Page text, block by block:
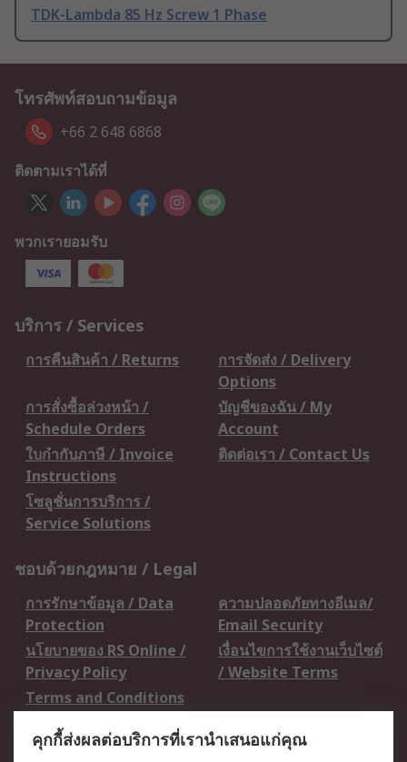
TDK-Lambda 85 Hz Screw 1 Phase
โทรศัพท์สอบถามข้อมูล
+66 2 648 6868
ติดตามเราได้ที่
พวกเรายอมรับ
บริการ / Services
การคืนสินค้า / Returns
การจัดส่ง / Delivery
Options
การสั่งซื้อล่วงหน้า /
Schedule Orders
บัญชีของฉัน / My
Account
ใบกำกับภาษี / Invoice
Instructions
ติดต่อเรา / Contact Us
โซลูชั่นการบริการ /
Service Solutions
ชอบด้วยกฎหมาย / Legal
การรักษาข้อมูล / Data
Protection
ความปลอดภัยทางอีเมล/
Email Security
นโยบายของ RS Online /
Privacy Policy
เงื่อนไขการใช้งานเว็บไซต์
/ Website Terms
Terms and Conditions
คุกกี้ส่งผลต่อบริการที่เรานำเสนอแก่คุณ